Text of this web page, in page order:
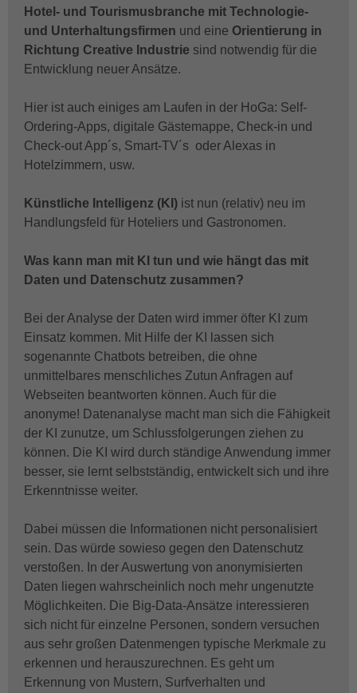
Hotel- und Tourismusbranche mit Technologie-
und Unterhaltungsfirmen und eine Orientierung in
Richtung Creative Industrie sind notwendig für die
Entwicklung neuer Ansätze.
Hier ist auch einiges am Laufen in der HoGa: Self-
Ordering-Apps, digitale Gästemappe, Check-in und
Check-out App´s, Smart-TV´s oder Alexas in
Hotelzimmern, usw.
Künstliche Intelligenz (KI) ist nun (relativ) neu im
Handlungsfeld für Hoteliers und Gastronomen.
Was kann man mit KI tun und wie hängt das mit
Daten und Datenschutz zusammen?
Bei der Analyse der Daten wird immer öfter KI zum
Einsatz kommen. Mit Hilfe der KI lassen sich
sogenannte Chatbots betreiben, die ohne
unmittelbares menschliches Zutun Anfragen auf
Webseiten beantworten können. Auch für die
anonyme! Datenanalyse macht man sich die Fähigkeit
der KI zunutze, um Schlussfolgerungen ziehen zu
können. Die KI wird durch ständige Anwendung immer
besser, sie lernt selbstständig, entwickelt sich und ihre
Erkenntnisse weiter.
Dabei müssen die Informationen nicht personalisiert
sein. Das würde sowieso gegen den Datenschutz
verstoßen. In der Auswertung von anonymisierten
Daten liegen wahrscheinlich noch mehr ungenutzte
Möglichkeiten. Die Big-Data-Ansätze interessieren
sich nicht für einzelne Personen, sondern versuchen
aus sehr großen Datenmengen typische Merkmale zu
erkennen und herauszurechnen. Es geht um
Erkennung von Mustern, Surfverhalten und